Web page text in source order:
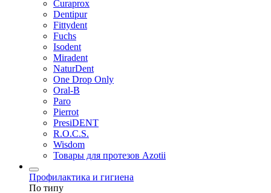
Curaprox
Dentipur
Fittydent
Fuchs
Isodent
Miradent
NaturDent
One Drop Only
Oral-B
Paro
Pierrot
PresiDENT
R.O.C.S.
Wisdom
Товары для протезов Azotii
Профилактика и гигиена
По типу